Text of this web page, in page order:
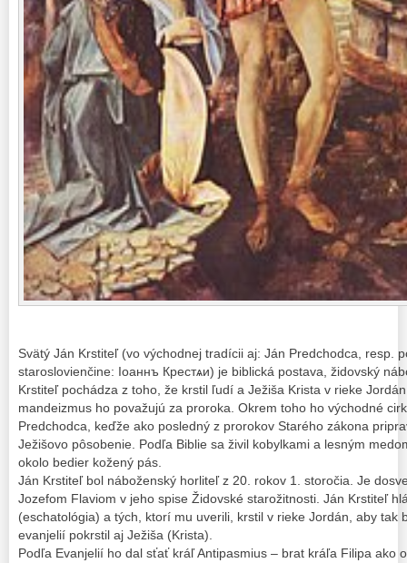
Svätý Ján Krstiteľ (vo východnej tradícii aj: Ján Predchodca, resp.
staroslovienčine: Іоаннъ Крестѧи) je biblická postava, židovský
Krstiteľ pochádza z toho, že krstil ľudí a Ježiša Krista v rieke
mandeizmus ho považujú za proroka. Okrem toho ho východné
Predchodca, keďže ako posledný z prorokov Starého zákona
Ježišovo pôsobenie. Podľa Biblie sa živil kobylkami a lesným
okolo bedier kožený pás.
Ján Krstiteľ bol náboženský horliteľ z 20. rokov 1. storočia. Je
Jozefom Flaviom v jeho spise Židovské starožitnosti. Ján Krstiteľ
(eschatológia) a tých, ktorí mu uverili, krstil v rieke Jordán, aby tak
evanjelií pokrstil aj Ježiša (Krista).
Podľa Evanjelií ho dal sťať kráľ Antipasmius – brat kráľa Filipa ako